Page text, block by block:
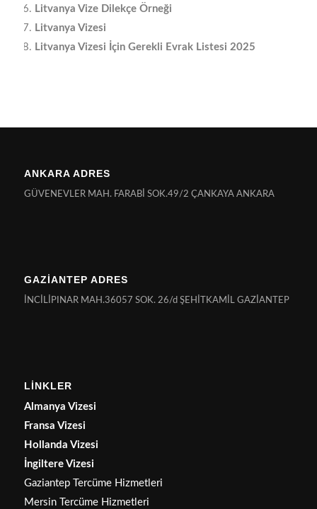
Litvanya Vize Dilekçe Örneği
Litvanya Vizesi
Litvanya Vizesi İçin Gerekli Evrak Listesi 2025
ANKARA ADRES
GÜVENEVLER MAH. FARABİ SOK.49/2 ÇANKAYA ANKARA
GAZİANTEP ADRES
İNCİLİPINAR MAH.36057 SOK. 26/d ŞEHİTKAMİL GAZİANTEP
LİNKLER
Almanya Vizesi
Fransa Vizesi
Hollanda Vizesi
İngiltere Vizesi
Gaziantep Tercüme Hizmetleri
Mersin Tercüme Hizmetleri